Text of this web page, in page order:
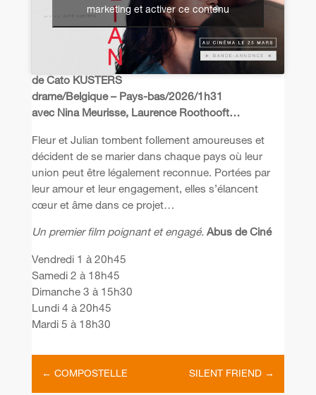
marketing et activer ce contenu
de Cato KUSTERS
drame/Belgique – Pays-bas/2026/1h31
avec Nina Meurisse, Laurence Roothooft…
Fleur et Julian tombent follement amoureuses et
décident de se marier dans chaque pays où leur
union peut être légalement reconnue. Portées par
leur amour et leur engagement, elles s’élancent
cœur et âme dans ce projet…
Un premier film poignant et engagé. Abus de Ciné
Vendredi 1 à 20h45
Samedi 2 à 18h45
Dimanche 3 à 15h30
Lundi 4 à 20h45
Mardi 5 à 18h30
← COMPOSTELLE SILENT FRIEND →